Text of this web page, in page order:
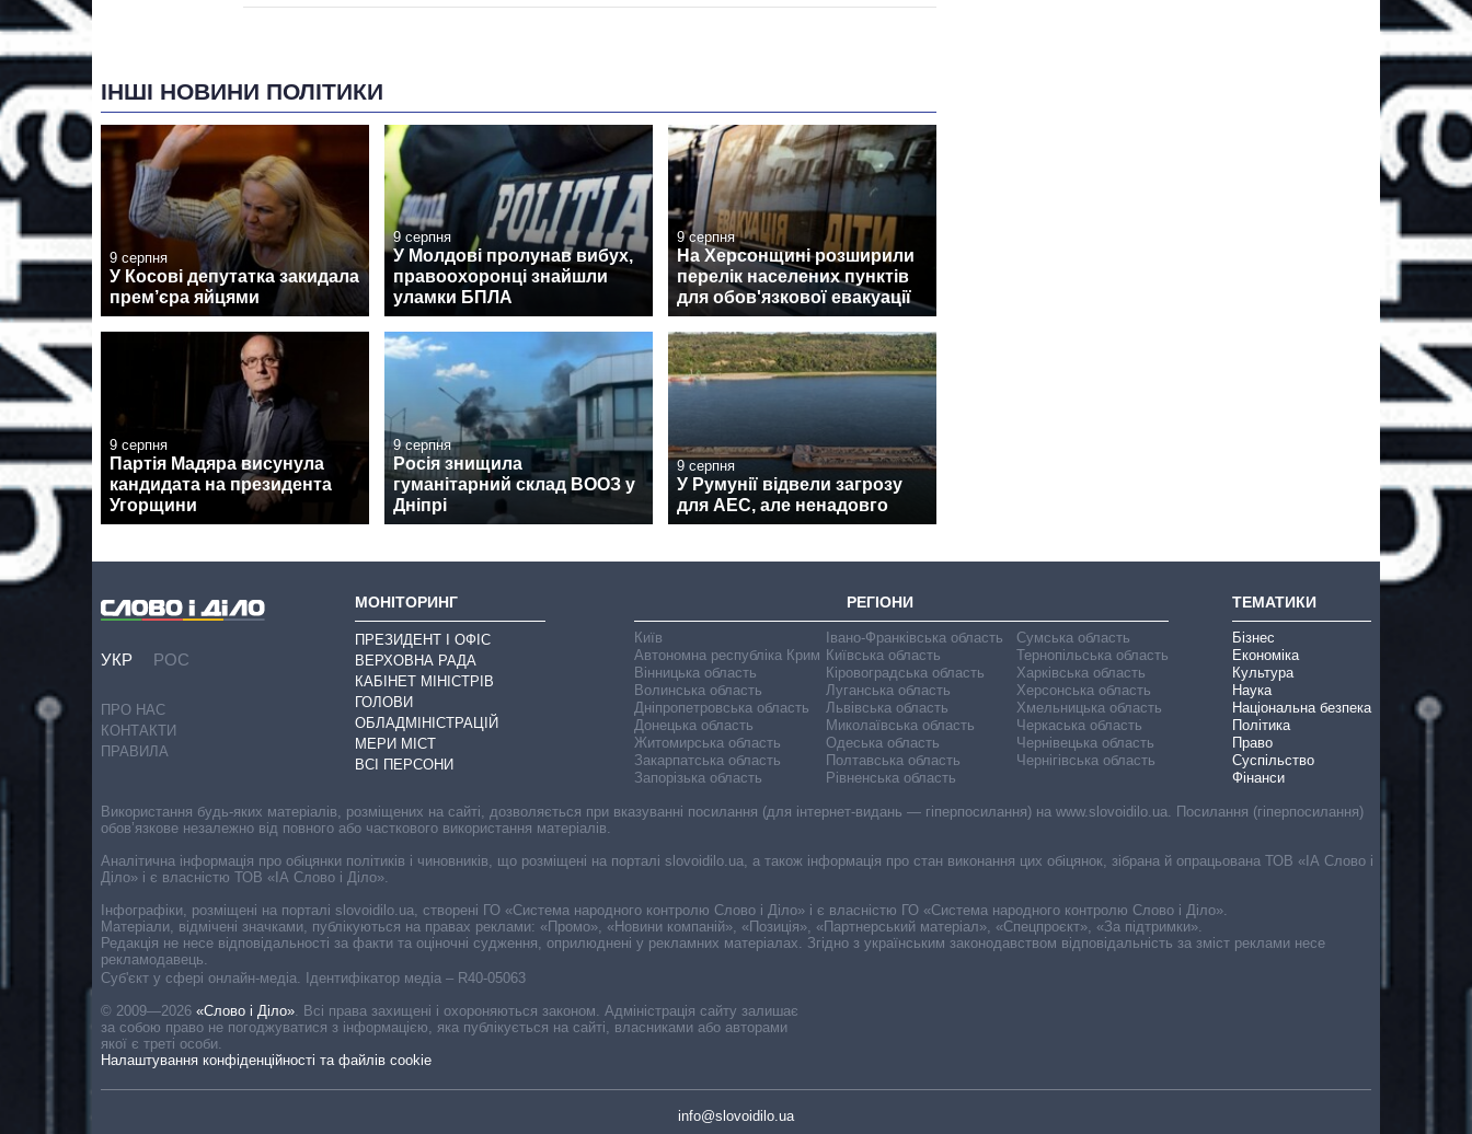
ІНШІ НОВИНИ ПОЛІТИКИ
9 серпня
У Косові депутатка закидала
прем’єра яйцями
9 серпня
У Молдові пролунав вибух,
правоохоронці знайшли
уламки БПЛА
9 серпня
На Херсонщині розширили
перелік населених пунктів
для обов'язкової евакуації
9 серпня
Партія Мадяра висунула
кандидата на президента
Угорщини
9 серпня
Росія знищила
гуманітарний склад ВООЗ у
Дніпрі
9 серпня
У Румунії відвели загрозу
для АЕС, але ненадовго
УКР РОС
ПРО НАС
КОНТАКТИ
ПРАВИЛА
МОНІТОРИНГ
ПРЕЗИДЕНТ І ОФІС
ВЕРХОВНА РАДА
КАБІНЕТ МІНІСТРІВ
ГОЛОВИ
ОБЛАДМІНІСТРАЦІЙ
МЕРИ МІСТ
ВСІ ПЕРСОНИ
РЕГІОНИ
Київ
Автономна республіка Крим
Вінницька область
Волинська область
Дніпропетровська область
Донецька область
Житомирська область
Закарпатська область
Запорізька область
Івано-Франківська область
Київська область
Кіровоградська область
Луганська область
Львівська область
Миколаївська область
Одеська область
Полтавська область
Рівненська область
Сумська область
Тернопільська область
Харківська область
Херсонська область
Хмельницька область
Черкаська область
Чернівецька область
Чернігівська область
ТЕМАТИКИ
Бізнес
Економіка
Культура
Наука
Національна безпека
Політика
Право
Суспільство
Фінанси
Cуб'єкт у сфері онлайн-медіа. Ідентифікатор медіа – R40-05063
© 2009—2026 «Слово і Діло». Всі права захищені і охороняються законом. Адміністрація сайту залишає
за собою право не погоджуватися з інформацією, яка публікується на сайті, власниками або авторами
якої є треті особи.
Налаштування конфіденційності та файлів cookie
info@slovoidilo.ua
Використання будь-яких матеріалів, розміщених на сайті, дозволяється при вказуванні посилання (для інтернет-видань — гіперпосилання) на www.slovoidilo.ua. Посилання (гіперпосилання)
обов’язкове незалежно від повного або часткового використання матеріалів.
Аналітична інформація про обіцянки політиків і чиновників, що розміщені на порталі slovoidilo.ua, а також інформація про стан виконання цих обіцянок, зібрана й опрацьована ТОВ «ІА Слово і
Діло» і є власністю ТОВ «ІА Слово і Діло».
Інфографіки, розміщені на порталі slovoidilo.ua, створені ГО «Система народного контролю Слово і Діло» і є власністю ГО «Система народного контролю Слово і Діло».
Матеріали, відмічені значками, публікуються на правах реклами: «Промо», «Новини компаній», «Позиція», «Партнерський матеріал», «Спецпроєкт», «За підтримки».
Редакція не несе відповідальності за факти та оціночні судження, оприлюднені у рекламних матеріалах. Згідно з українським законодавством відповідальність за зміст реклами несе
рекламодавець.